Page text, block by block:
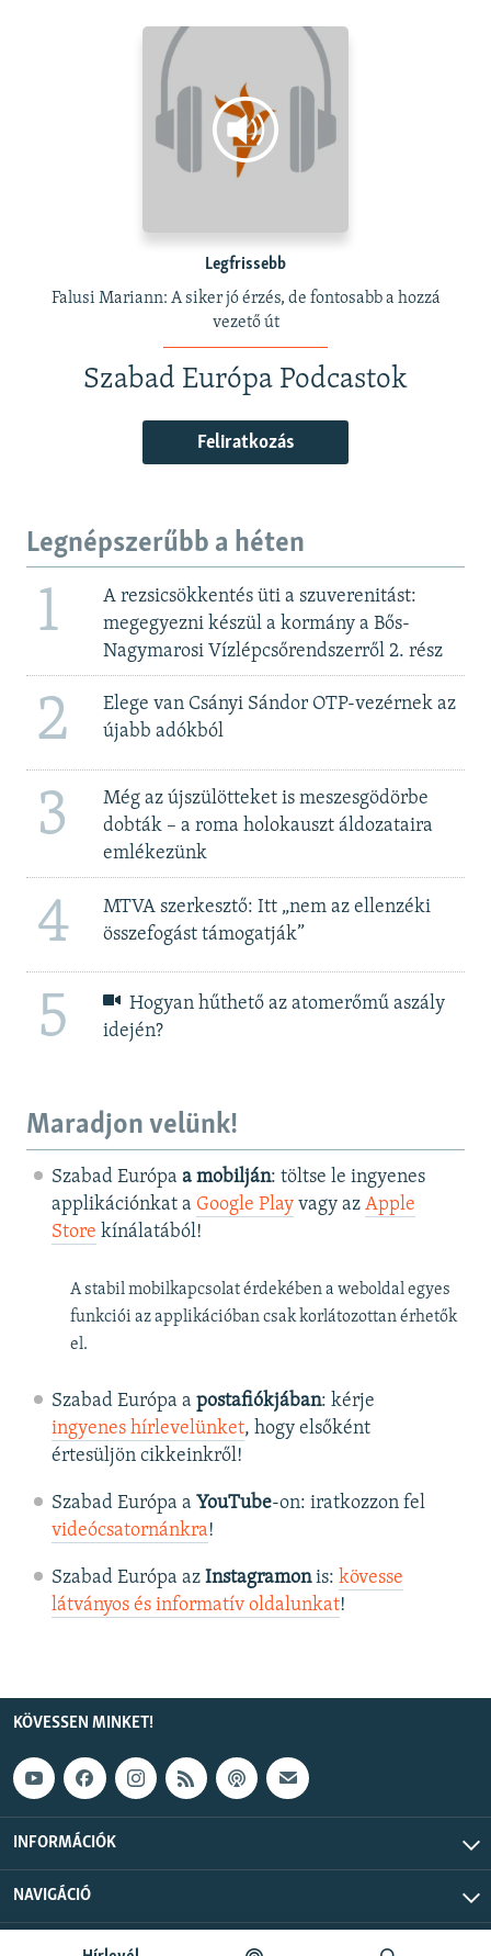
Legfrissebb
Falusi Mariann: A siker jó érzés, de fontosabb a hozzá
vezető út
Szabad Európa Podcastok
Feliratkozás
Legnépszerűbb a héten
1
A rezsicsökkentés üti a szuverenitást:
megegyezni készül a kormány a Bős-
Nagymarosi Vízlépcsőrendszerről 2. rész
2
Elege van Csányi Sándor OTP-vezérnek az
újabb adókból
3
Még az újszülötteket is meszesgödörbe
dobták – a roma holokauszt áldozataira
emlékezünk
4
MTVA szerkesztő: Itt „nem az ellenzéki
összefogást támogatják”
5
Hogyan hűthető az atomerőmű aszály
idején?
Maradjon velünk!
Szabad Európa a mobilján: töltse le ingyenes
applikációnkat a Google Playvagy az Apple
Store kínálatából!
A stabil mobilkapcsolat érdekében a weboldal egyes
funkciói az applikációban csak korlátozottan érhetők
el.
Szabad Európa a postafiókjában: kérje
ingyenes hírlevelünket, hogy elsőként
értesüljön cikkeinkről!
Szabad Európa a YouTube-on: iratkozzon fel
videócsatornánkra!
Szabad Európa az Instagramonis: kövesse
látványos és informatív oldalunkat! ​
KÖVESSEN MINKET!
INFORMÁCIÓK
NAVIGÁCIÓ